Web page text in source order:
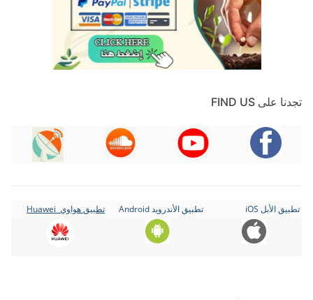
تجدنا على FIND US
تطبيق الأبل iOS تطبيق الأندرويد Android تطبيق هواوي Huawei